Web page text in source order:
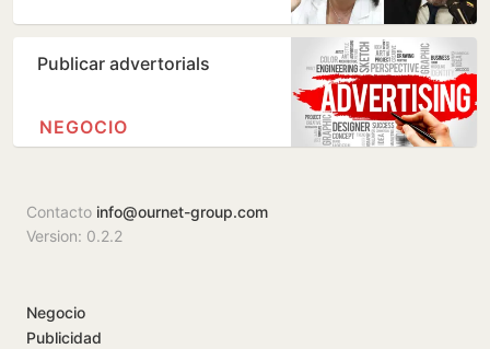
Publicar advertorials
NEGOCIO
Contacto info@ournet-group.com
Version: 0.2.2
Negocio
Publicidad